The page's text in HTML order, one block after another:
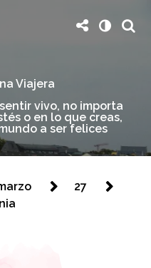
Viajera
vivo, no importa
o en lo que creas,
a ser felices
27